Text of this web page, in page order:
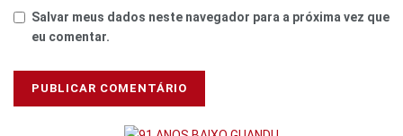
Salvar meus dados neste navegador para a próxima vez que
eu comentar.